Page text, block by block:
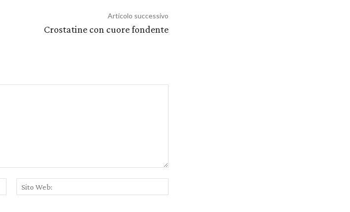
Articolo successivo
Crostatine con cuore fondente
Email:*
Web: